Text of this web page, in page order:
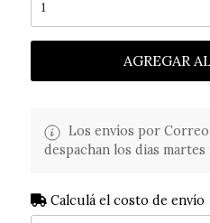
AGREGAR
Los envíos por
despachan los dias martes
Calculá el costo de envío